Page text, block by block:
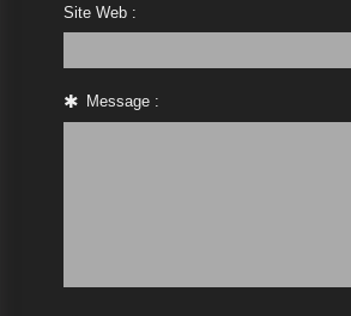
Site Web :
Message :